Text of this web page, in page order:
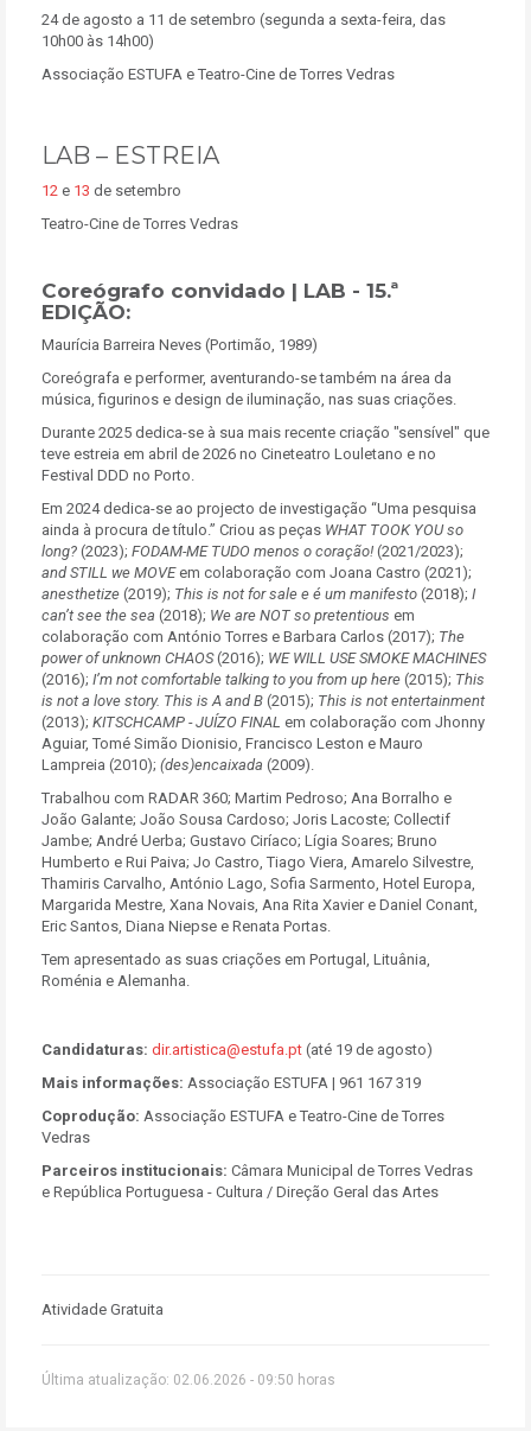
24 de agosto a 11 de setembro (segunda a sexta-feira, das
10h00 às 14h00)
Associação ESTUFA e Teatro-Cine de Torres Vedras
LAB – ESTREIA
12 e 13 de setembro
Teatro-Cine de Torres Vedras
Coreógrafo convidado | LAB - 15.ª
EDIÇÃO:
Maurícia Barreira Neves (Portimão, 1989)
Coreógrafa e performer, aventurando-se também na área da
música, figurinos e design de iluminação, nas suas criações.
Durante 2025 dedica-se à sua mais recente criação "sensível" que
teve estreia em abril de 2026 no Cineteatro Louletano e no
Festival DDD no Porto.
Em 2024 dedica-se ao projecto de investigação “Uma pesquisa
ainda à procura de título.” Criou as peças WHAT TOOK YOU so
long? (2023); FODAM-ME TUDO menos o coração! (2021/2023);
and STILL we MOVEem colaboração com Joana Castro (2021);
anesthetize (2019); This is not for sale e é um manifesto (2018); I
can’t see the sea (2018); We are NOT so pretentious em
colaboração com António Torres e Barbara Carlos (2017); The
power of unknown CHAOS(2016); WE WILL USE SMOKE MACHINES
(2016); I’m not comfortable talking to you from up here (2015); This
is not a love story. This is A and B (2015); This is not entertainment
(2013); KITSCHCAMP - JUÍZO FINAL em colaboração com Jhonny
Aguiar, Tomé Simão Dionisio, Francisco Leston e Mauro
Lampreia (2010); (des)encaixada (2009).
Trabalhou com RADAR 360; Martim Pedroso; Ana Borralho e
João Galante; João Sousa Cardoso; Joris Lacoste; Collectif
Jambe; André Uerba; Gustavo Ciríaco; Lígia Soares; Bruno
Humberto e Rui Paiva; Jo Castro, Tiago Viera, Amarelo Silvestre,
Thamiris Carvalho, António Lago, Sofia Sarmento, Hotel Europa,
Margarida Mestre, Xana Novais, Ana Rita Xavier e Daniel Conant,
Eric Santos, Diana Niepse e Renata Portas.
Tem apresentado as suas criações em Portugal, Lituânia,
Roménia e Alemanha.
Candidaturas: dir.artistica@estufa.pt (até 19 de agosto)
Mais informações: Associação ESTUFA | 961 167 319
Coprodução: Associação ESTUFA e Teatro-Cine de Torres
Vedras
Parceiros institucionais: Câmara Municipal de Torres Vedras
e República Portuguesa - Cultura / Direção Geral das Artes
Atividade Gratuita
Última atualização: 02.06.2026 - 09:50 horas